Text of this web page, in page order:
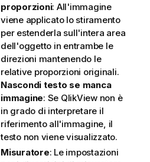
proporzioni: All'immagine
viene applicato lo stiramento
per estenderla sull'intera area
dell'oggetto in entrambe le
direzioni mantenendo le
relative proporzioni originali.
Nascondi testo se manca
immagine: Se QlikView non è
in grado di interpretare il
riferimento all'immagine, il
testo non viene visualizzato.
Misuratore: Le impostazioni